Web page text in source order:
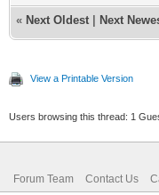
« Next Oldest Next
View a Printable Version
Users browsing this thread: 1
Forum Team Contact Us